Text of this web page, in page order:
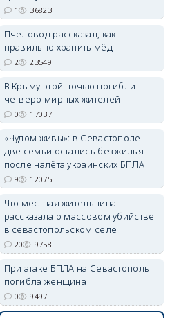
erid: 2SDnjdPjgYS
1 36823
Пчеловод рассказал, как
правильно хранить мёд
2 23549
В Крыму этой ночью погибли
четверо мирных жителей
0 17037
«Чудом живы»: в Севастополе
две семьи остались без жилья
после налёта украинских БПЛА
9 12075
Что местная жительница
рассказала о массовом убийстве
в севастопольском селе
20 9758
При атаке БПЛА на Севастополь
погибла женщина
0 9497